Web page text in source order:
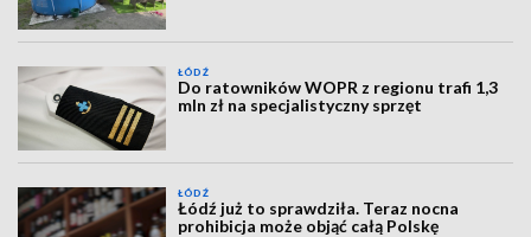
ŁÓDŹ
Do ratowników WOPR z regionu trafi 1,3
mln zł na specjalistyczny sprzęt
ŁÓDŹ
Łódź już to sprawdziła. Teraz nocna
prohibicja może objąć całą Polskę